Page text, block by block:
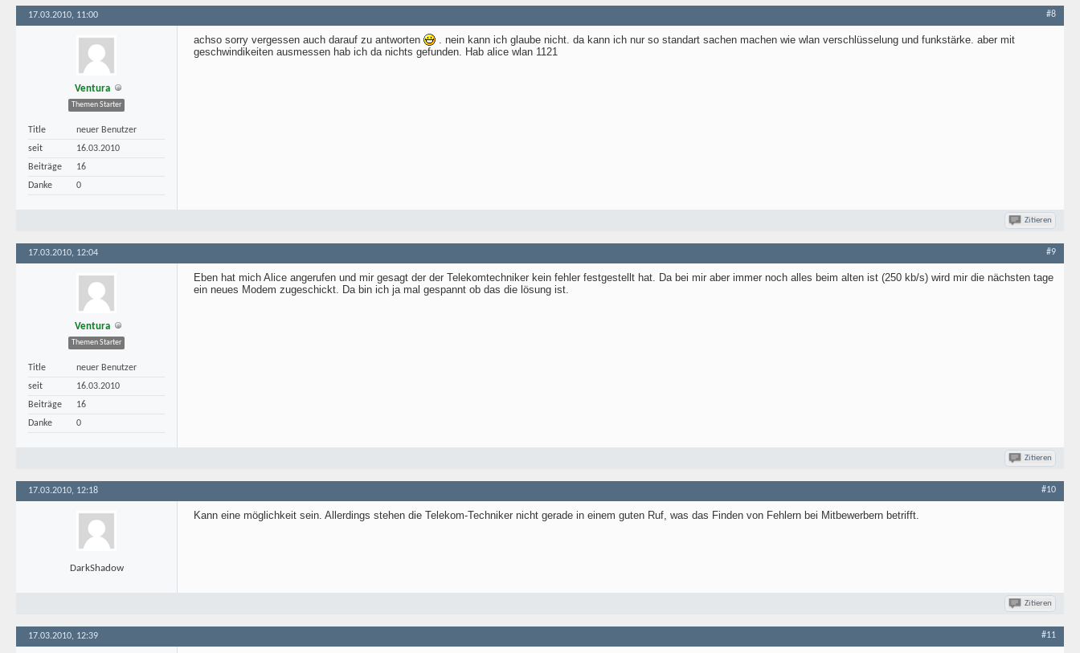
17.03.2010, 11:00 #8
Ventura
Themen Starter
Title
neuer Benutzer
seit
16.03.2010
Beiträge
16
Danke
0
achso sorry vergessen auch darauf zu antworten
. nein kann ich glaube nicht. da kann ich nur so standart sachen machen wie wlan verschlüsselung und funkstärke. aber mit
geschwindikeiten ausmessen hab ich da nichts gefunden. Hab alice wlan 1121
Zitieren
17.03.2010, 12:04 #9
Ventura
Themen Starter
Title
neuer Benutzer
seit
16.03.2010
Beiträge
16
Danke
0
Eben hat mich Alice angerufen und mir gesagt der der Telekomtechniker kein fehler festgestellt hat. Da bei mir aber immer noch alles beim alten ist (250 kb/s) wird mir die nächsten tage
ein neues Modem zugeschickt. Da bin ich ja mal gespannt ob das die lösung ist.
Zitieren
17.03.2010, 12:18 #10
DarkShadow
Kann eine möglichkeit sein. Allerdings stehen die Telekom-Techniker nicht gerade in einem guten Ruf, was das Finden von Fehlern bei Mitbewerbern betrifft.
Zitieren
17.03.2010, 12:39 #11